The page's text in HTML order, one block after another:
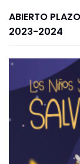
ABIERTO
2023-2024